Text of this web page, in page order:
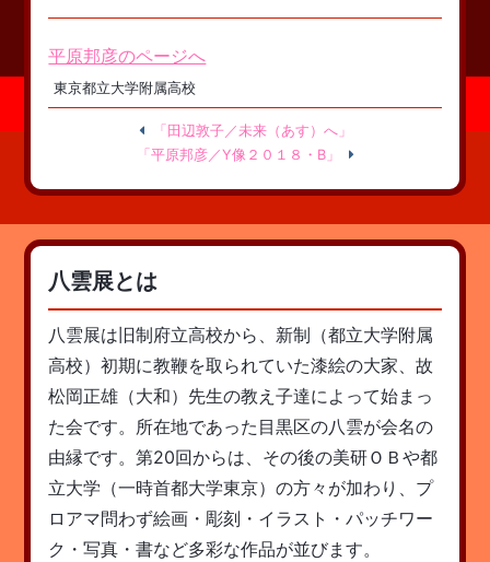
平原邦彦のページへ
東京都立大学附属高校
「田辺敦子／未来（あす）へ」
「平原邦彦／Y像２０１８・B」
八雲展とは
八雲展は旧制府立高校から、新制（都立大学附属
高校）初期に教鞭を取られていた漆絵の大家、故
松岡正雄（大和）先生の教え子達によって始まっ
た会です。所在地であった目黒区の八雲が会名の
由縁です。第20回からは、その後の美研ＯＢや都
立大学（一時首都大学東京）の方々が加わり、プ
ロアマ問わず絵画・彫刻・イラスト・パッチワー
ク・写真・書など多彩な作品が並びます。